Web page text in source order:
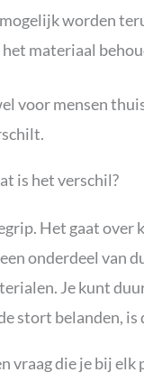
worden
materiaal
voor mensen
is het verschil?
Het gaat over
onderdeel van
Je kunt
stort belanden,
vraag die je bij